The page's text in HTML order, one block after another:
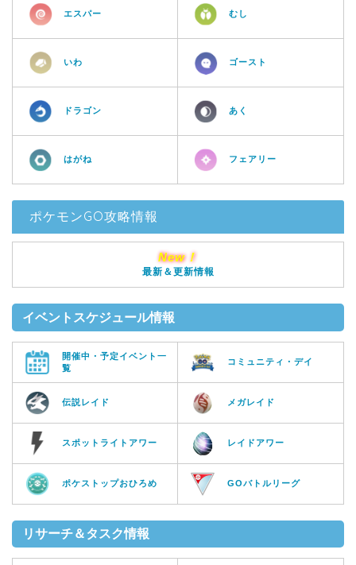
エスパー むし
いわ ゴースト
ドラゴン あく
はがね フェアリー
ポケモンGO攻略情報
New！
最新＆更新情報
イベントスケジュール情報
開催中・予定イベント一
覧
コミュニティ・デイ
伝説レイド メガレイド
スポットライトアワー レイドアワー
ポケストップおひろめ GOバトルリーグ
リサーチ＆タスク情報